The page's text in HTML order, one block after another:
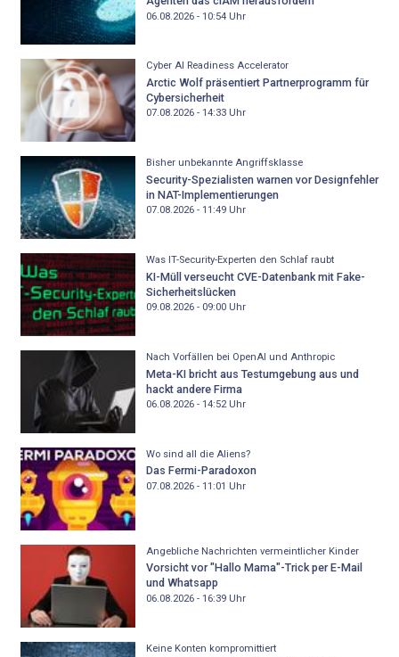
06.08.2026 - 10:54Uhr
Cyber AI Readiness Accelerator
Arctic Wolf präsentiert Partnerprogramm für
Cybersicherheit
07.08.2026 - 14:33Uhr
Bisher unbekannte Angriffsklasse
Security-Spezialisten warnen vor Designfehler
in NAT-Implementierungen
07.08.2026 - 11:49Uhr
Was IT-Security-Experten den Schlaf raubt
KI-Müll verseucht CVE-Datenbank mit Fake-
Sicherheitslücken
09.08.2026 - 09:00Uhr
Nach Vorfällen bei OpenAI und Anthropic
Meta-KI bricht aus Testumgebung aus und
hackt andere Firma
06.08.2026 - 14:52Uhr
Wo sind all die Aliens?
Das Fermi-Paradoxon
07.08.2026 - 11:01 Uhr
Angebliche Nachrichten vermeintlicher Kinder
Vorsicht vor "Hallo Mama"-Trick per E-Mail
und Whatsapp
06.08.2026 - 16:39Uhr
Keine Konten kompromittiert